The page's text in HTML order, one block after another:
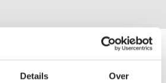
Details Over